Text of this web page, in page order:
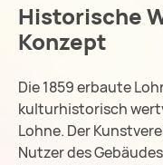
Historische
Konzept
Die 1859 erbaute
kulturhistorisch
Lohne. Der
Nutzer des